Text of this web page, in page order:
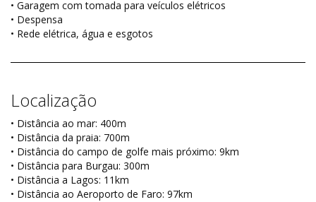
• Garagem com tomada para veículos elétricos
• Despensa
• Rede elétrica, água e esgotos
Localização
• Distância ao mar: 400m
• Distância da praia: 700m
• Distância do campo de golfe mais próximo: 9km
• Distância para Burgau: 300m
• Distância a Lagos: 11km
• Distância ao Aeroporto de Faro: 97km